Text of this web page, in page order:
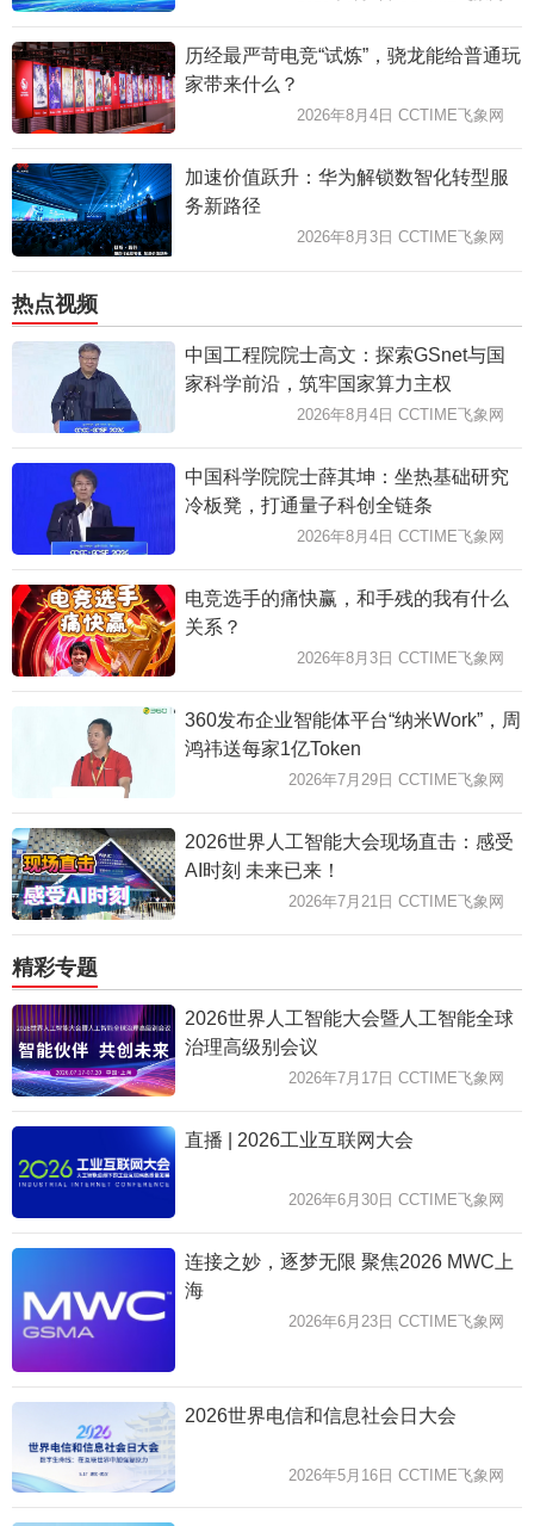
历经最严苛电竞“试炼”，骁龙能给普通玩
家带来什么？
2026年8月4日 CCTIME飞象网
加速价值跃升：华为解锁数智化转型服
务新路径
2026年8月3日 CCTIME飞象网
热点视频
中国工程院院士高文：探索GSnet与国
家科学前沿，筑牢国家算力主权
2026年8月4日 CCTIME飞象网
中国科学院院士薛其坤：坐热基础研究
冷板凳，打通量子科创全链条
2026年8月4日 CCTIME飞象网
电竞选手的痛快赢，和手残的我有什么
关系？
2026年8月3日 CCTIME飞象网
360发布企业智能体平台“纳米Work”，周
鸿祎送每家1亿Token
2026年7月29日 CCTIME飞象网
2026世界人工智能大会现场直击：感受
AI时刻 未来已来！
2026年7月21日 CCTIME飞象网
精彩专题
2026世界人工智能大会暨人工智能全球
治理高级别会议
2026年7月17日 CCTIME飞象网
直播 | 2026工业互联网大会
2026年6月30日 CCTIME飞象网
连接之妙，逐梦无限 聚焦2026 MWC上
海
2026年6月23日 CCTIME飞象网
2026世界电信和信息社会日大会
2026年5月16日 CCTIME飞象网